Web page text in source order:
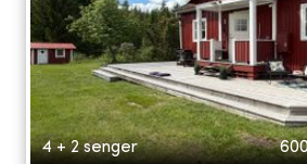
4 + 2 senger